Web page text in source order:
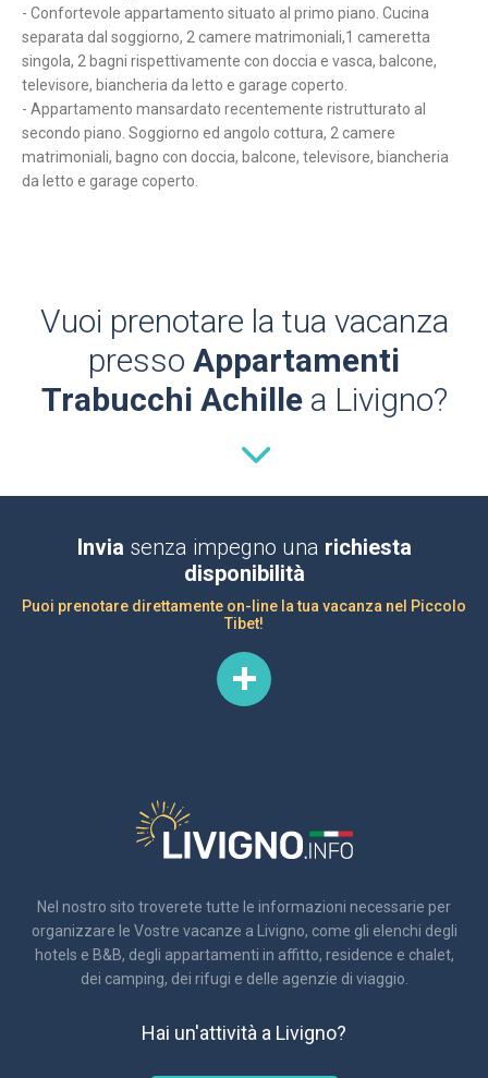
- Confortevole appartamento situato al primo piano. Cucina
separata dal soggiorno, 2 camere matrimoniali,1 cameretta
singola, 2 bagni rispettivamente con doccia e vasca, balcone,
televisore, biancheria da letto e garage coperto.
- Appartamento mansardato recentemente ristrutturato al
secondo piano. Soggiorno ed angolo cottura, 2 camere
matrimoniali, bagno con doccia, balcone, televisore, biancheria
da letto e garage coperto.
Vuoi prenotare la tua vacanza
presso Appartamenti
Trabucchi Achillea Livigno?
Invia senza impegno una richiesta
disponibilità
Puoi prenotare direttamente on-line la tua vacanza nel Piccolo
Tibet!
Nel nostro sito troverete tutte le informazioni necessarie per
organizzare le Vostre vacanze a Livigno, come gli elenchi degli
hotels e B&B, degli appartamenti in affitto, residence e chalet,
dei camping, dei rifugi e delle agenzie di viaggio.
Hai un'attività a Livigno?